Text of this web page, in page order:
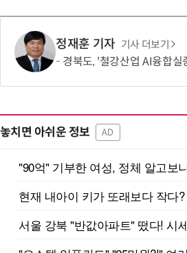
정재훈 기자 기사 더보기
경북도, '철강산업 AI융합실증허
놓치면 아쉬운 정보 AD